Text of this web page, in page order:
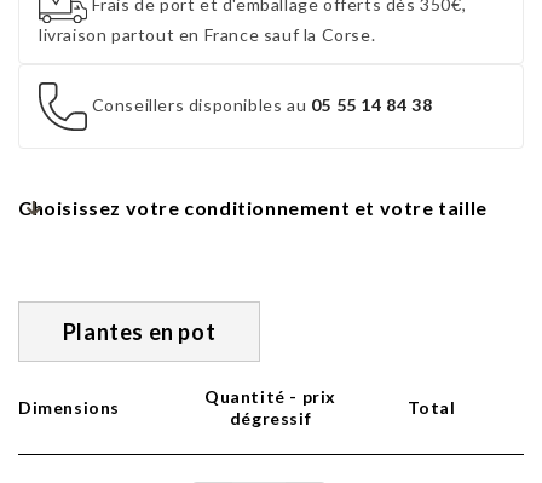
Frais de port et d'emballage offerts dès 350€,
livraison partout en France sauf la Corse.
Conseillers disponibles au 05 55 14 84 38
Choisissez votre conditionnement et votre taille
Plantes en pot
Dimensions
Quantité - prix
dégressif
Total